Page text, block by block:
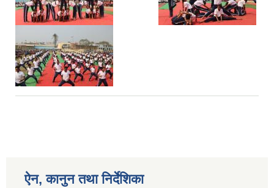
ऐन, कानुन तथा निर्देशिका